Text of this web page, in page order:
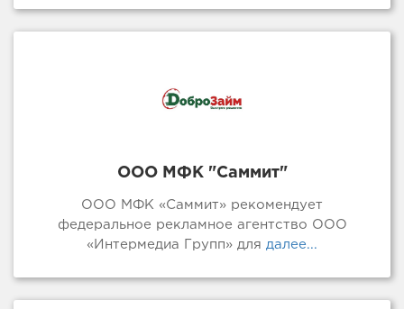
ООО МФК "Саммит"
ООО МФК «Саммит» рекомендует
федеральное рекламное агентство ООО
«Интермедиа Групп» для далее...